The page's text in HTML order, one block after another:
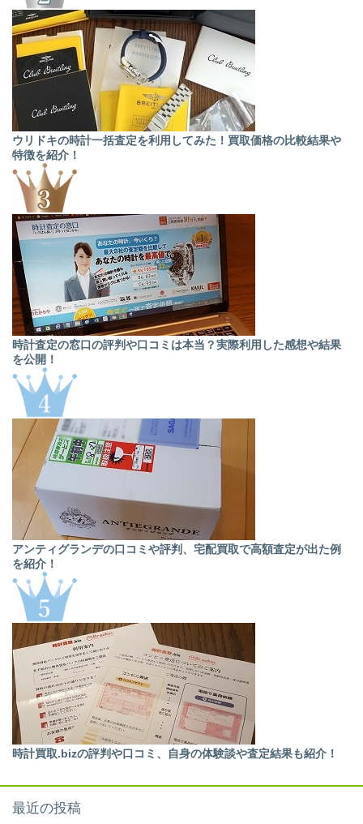
ウリドキの時計一括査定を利用してみた！買取価格の比較結果や
特徴を紹介！
時計査定の窓口の評判や口コミは本当？実際利用した感想や結果
を公開！
アンティグランデの口コミや評判、宅配買取で高額査定が出た例
を紹介！
時計買取.bizの評判や口コミ、自身の体験談や査定結果も紹介！
最近の投稿